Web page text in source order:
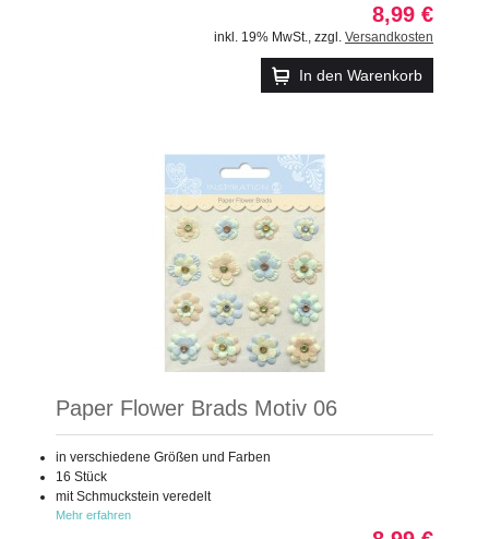
8,99 €
inkl. 19% MwSt. zzgl. Versandkosten
In den Warenkorb
Paper Flower Brads Motiv 06
in verschiedene Größen und Farben
16 Stück
mit Schmuckstein veredelt
Mehr erfahren